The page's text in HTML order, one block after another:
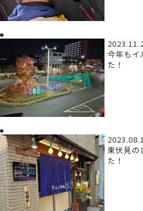
今年もイ
た！
東伏見の
た！